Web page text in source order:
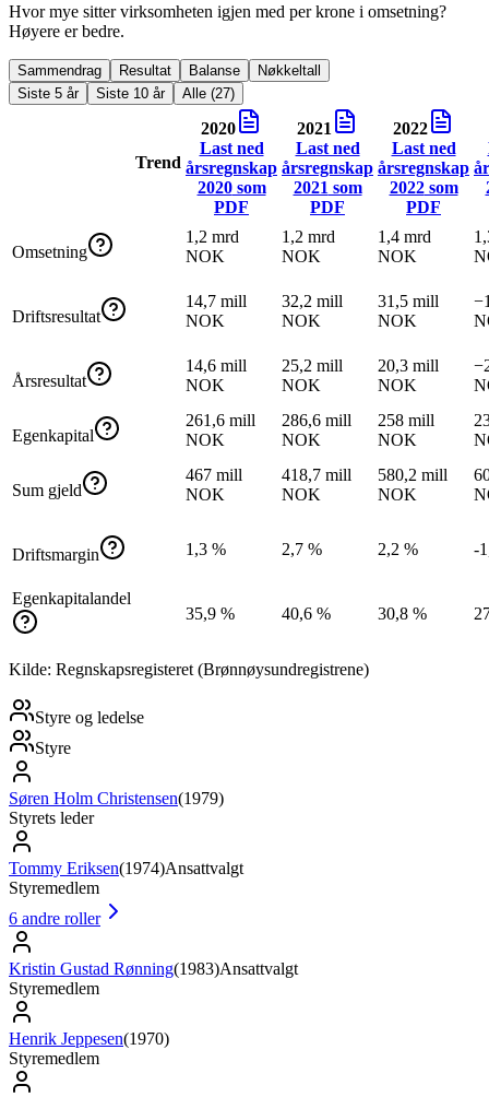
Hvor mye sitter virksomheten igjen med per krone i omsetning?
Høyere er bedre.
Sammendrag Resultat Balanse
Nøkkeltall
Siste 5 år
Siste 10 år Alle (27)
Trend
2020
Last ned
årsregnskap
2020som
PDF
2021
Last ned
årsregnskap
2021 som
PDF
2022
Last ned
årsregnskap
2022som
PDF
Omsetning
1,2 mrd
NOK
1,2 mrd
NOK
1,4 mrd
NOK
Driftsresultat
14,7 mill
NOK
32,2 mill
NOK
31,5 mill
NOK
Årsresultat
14,6 mill
NOK
25,2 mill
NOK
20,3 mill
NOK
Egenkapital
261,6 mill
NOK
286,6 mill
NOK
258 mill
NOK
Sum gjeld
467 mill
NOK
418,7 mill
NOK
580,2 mill
NOK
Driftsmargin 1,3 % 2,7 % 2,2 % -
Egenkapitalandel
35,9 %
40,6 % 30,8 %
Kilde: Regnskapsregisteret (Brønnøysundregistrene)
Styre og ledelse
Styre
Søren Holm Christensen(1979)
Styrets leder
Tommy Eriksen(1974)Ansattvalgt
Styremedlem
6 andre roller
Kristin Gustad Rønning(1983)Ansattvalgt
Styremedlem
Henrik Jeppesen(1970)
Styremedlem